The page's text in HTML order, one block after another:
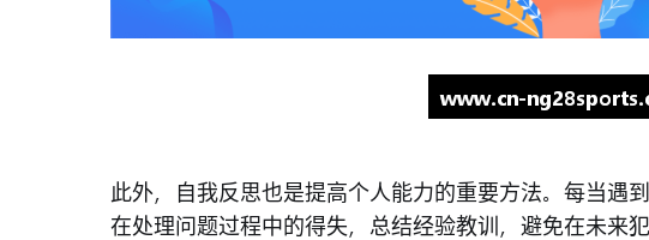
此外，自我反思也是提高个人能力的重要方法。每当遇
在处理问题过程中的得失，总结经验教训，避免在未来